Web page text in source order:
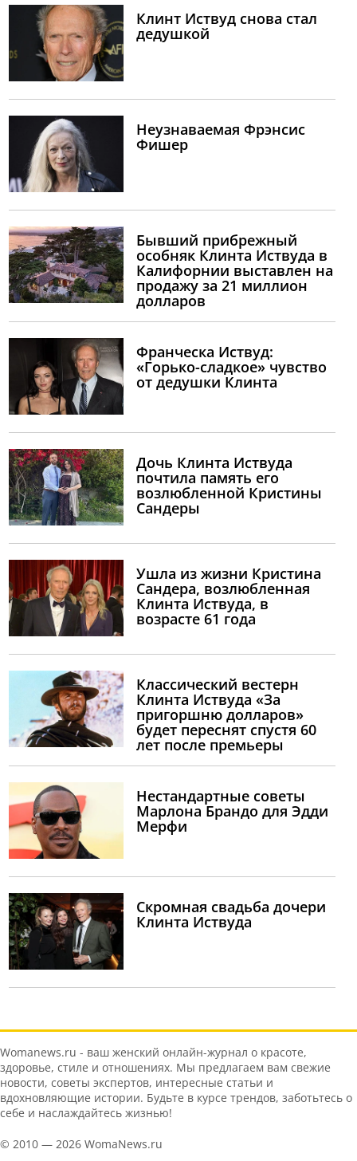
Клинт Иствуд снова стал
дедушкой
Неузнаваемая Фрэнсис
Фишер
Бывший прибрежный
особняк Клинта Иствуда в
Калифорнии выставлен на
продажу за 21 миллион
долларов
Франческа Иствуд:
«Горько-сладкое» чувство
от дедушки Клинта
Дочь Клинта Иствуда
почтила память его
возлюбленной Кристины
Сандеры
Ушла из жизни Кристина
Сандера, возлюбленная
Клинта Иствуда, в
возрасте 61 года
Классический вестерн
Клинта Иствуда «За
пригоршню долларов»
будет переснят спустя 60
лет после премьеры
Нестандартные советы
Марлона Брандо для Эдди
Мерфи
Скромная свадьба дочери
Клинта Иствуда
Womanews.ru - ваш женский онлайн-журнал о красоте,
здоровье, стиле и отношениях. Мы предлагаем вам свежие
новости, советы экспертов, интересные статьи и
вдохновляющие истории. Будьте в курсе трендов, заботьтесь о
себе и наслаждайтесь жизнью!
© 2010 — 2026 WomaNews.ru